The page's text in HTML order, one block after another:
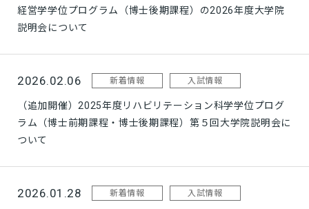
経営学学位プログラム（博士後期課程）の2026年度大学院
説明会について
2026.02.06 新着情報 入試情報
（追加開催）2025年度リハビリテーション科学学位プログ
ラム（博士前期課程・博士後期課程）第５回大学院説明会に
ついて
2026.01.28 新着情報 入試情報